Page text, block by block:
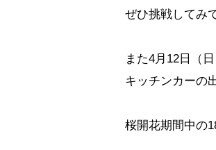
ぜひ挑戦してみ
また4月12日（
キッチンカーの
桜開花期間中の